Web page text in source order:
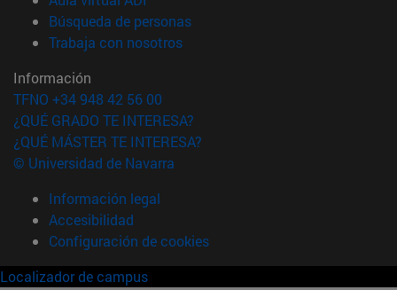
Búsqueda de personas(abre en nueva ventana)
Trabaja con nosotros(abre en nueva ventana)
Información
TFNO +34 948 42 56 00
¿QUÉ GRADO TE INTERESA?
¿QUÉ MÁSTER TE INTERESA?
© Universidad de Navarra
Información legal
Accesibilidad
Configuración de cookies
Localizador de campus